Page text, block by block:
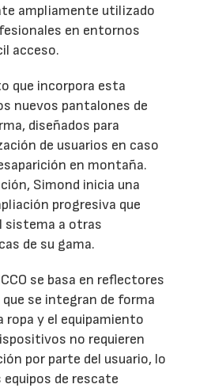
ampliamente utilizado
en entornos
acceso.
que incorpora esta
nuevos pantalones de
diseñados para
de usuarios en caso
en montaña.
Simond inicia una
progresiva que
sistema a otras
de su gama.
se basa en reflectores
se integran de forma
ropa y el equipamiento
no requieren
por parte del usuario, lo
de rescate